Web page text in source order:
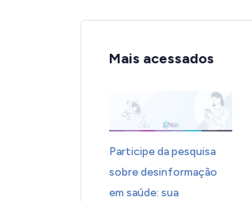
Mais acessados
Participe da pesquisa
sobre desinformação
em saúde: sua